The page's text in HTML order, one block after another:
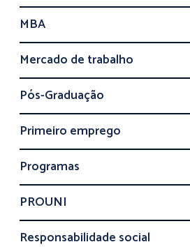
MBA
Mercado de trabalho
Pós-Graduação
Primeiro emprego
Programas
PROUNI
Responsabilidade social